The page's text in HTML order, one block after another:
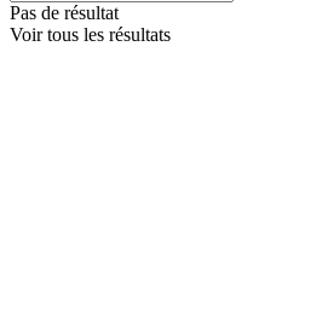
Pas de résultat
Voir tous les résultats